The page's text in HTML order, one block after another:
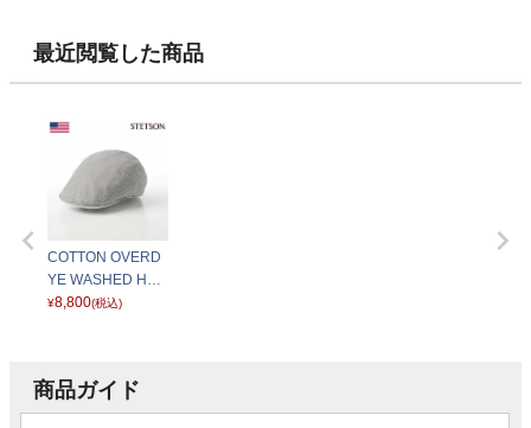
グ）SE641 ブラッ
ク
グ）SE641 ネイビ
ー
最近閲覧した商品
COTTON OVERD
YE WASHED HUN
TING（コットンオ
¥8,800(税込)
商品ガイド